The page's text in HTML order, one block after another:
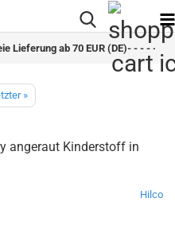
ab 70 EUR (DE)- - - - - - -
»
angeraut Kinderstoff in
Hilco